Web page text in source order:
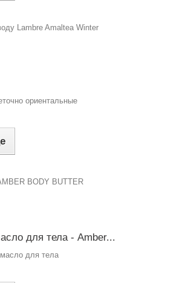
ориентальные
для тела - Amber...
для тела